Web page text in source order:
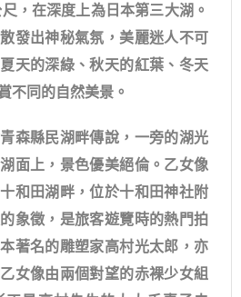
，在深度上為日本第三大湖。
發出神秘氣氛，美麗迷人不可
天的深綠、秋天的紅葉、冬天
不同的自然美景。
森縣民湖畔傳說，一旁的湖光
面上，景色優美絕倫。乙女像
和田湖畔，位於十和田神社附
象徵，是旅客遊覽時的熱門拍
著名的雕塑家高村光太郎，亦
女像由兩個對望的赤裸少女組